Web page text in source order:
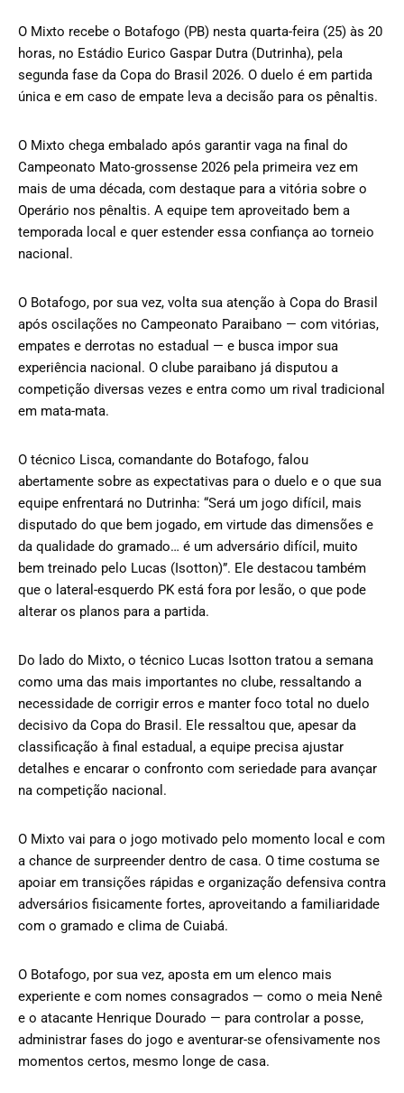
O Mixto recebe o Botafogo (PB) nesta quarta-feira (25) às 20
horas, no Estádio Eurico Gaspar Dutra (Dutrinha), pela
segunda fase da Copa do Brasil 2026. O duelo é em partida
única e em caso de empate leva a decisão para os pênaltis.
O Mixto chega embalado após garantir vaga na final do
Campeonato Mato-grossense 2026 pela primeira vez em
mais de uma década, com destaque para a vitória sobre o
Operário nos pênaltis. A equipe tem aproveitado bem a
temporada local e quer estender essa confiança ao torneio
nacional.
O Botafogo, por sua vez, volta sua atenção à Copa do Brasil
após oscilações no Campeonato Paraibano — com vitórias,
empates e derrotas no estadual — e busca impor sua
experiência nacional. O clube paraibano já disputou a
competição diversas vezes e entra como um rival tradicional
em mata-mata.
O técnico Lisca, comandante do Botafogo, falou
abertamente sobre as expectativas para o duelo e o que sua
equipe enfrentará no Dutrinha: “Será um jogo difícil, mais
disputado do que bem jogado, em virtude das dimensões e
da qualidade do gramado… é um adversário difícil, muito
bem treinado pelo Lucas (Isotton)”. Ele destacou também
que o lateral-esquerdo PK está fora por lesão, o que pode
alterar os planos para a partida.
Do lado do Mixto, o técnico Lucas Isotton tratou a semana
como uma das mais importantes no clube, ressaltando a
necessidade de corrigir erros e manter foco total no duelo
decisivo da Copa do Brasil. Ele ressaltou que, apesar da
classificação à final estadual, a equipe precisa ajustar
detalhes e encarar o confronto com seriedade para avançar
na competição nacional.
O Mixto vai para o jogo motivado pelo momento local e com
a chance de surpreender dentro de casa. O time costuma se
apoiar em transições rápidas e organização defensiva contra
adversários fisicamente fortes, aproveitando a familiaridade
com o gramado e clima de Cuiabá.
O Botafogo, por sua vez, aposta em um elenco mais
experiente e com nomes consagrados — como o meia Nenê
e o atacante Henrique Dourado — para controlar a posse,
administrar fases do jogo e aventurar-se ofensivamente nos
momentos certos, mesmo longe de casa.